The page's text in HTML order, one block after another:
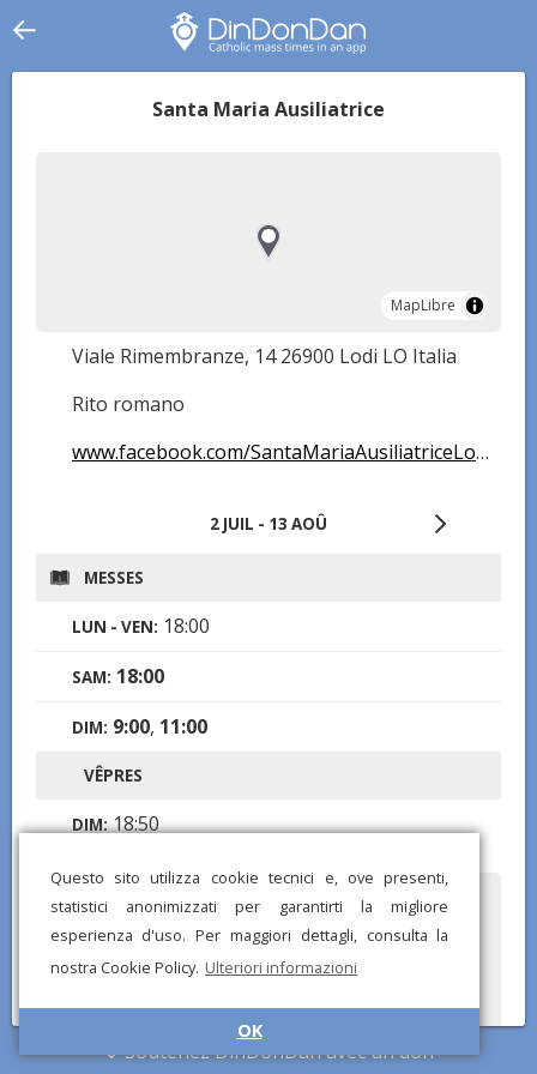
Questo sito utilizza cookie tecnici e, ove presenti,
statistici anonimizzati per garantirti la migliore
esperienza d'uso. Per maggiori dettagli, consulta la
nostra Cookie Policy. Ulteriori informazioni
OK
Santa Maria Ausiliatrice
MapLibre
MapLibre
Viale Rimembranze, 14 26900 Lodi LO Italia
Rito romano
www.facebook.com/SantaMariaAusiliatriceLodi/
2 JUIL - 13 AOÛ
MESSES
LUN - VEN: 18:00
SAM: 18:00
DIM: 9:00, 11:00
VÊPRES
DIM:18:50
Avez-vous remarqué des informations incorrectes ou
dès que possible !
Soutenez DinDonDan avec un don